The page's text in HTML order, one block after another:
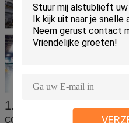
1. De fabrikanten
concurrerend.